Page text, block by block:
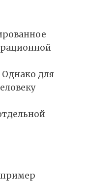
Однако для